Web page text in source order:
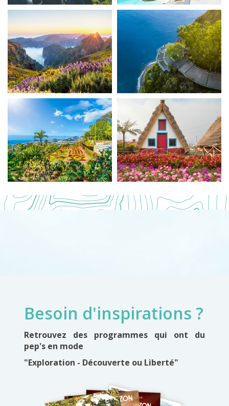
Besoin d'inspirations ?
Retrouvez des programmes qui ont du
pep's en mode
"Exploration - Découverte ou Liberté"